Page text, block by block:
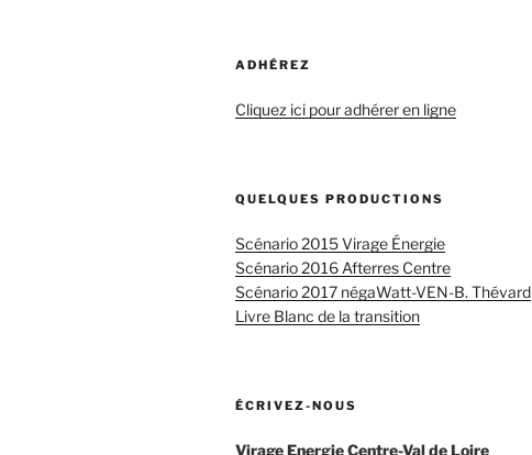
ADHÉREZ
Cliquez ici pour adhérer en ligne
QUELQUES PRODUCTIONS
Scénario 2015 Virage Énergie
Scénario 2016 Afterres Centre
Scénario 2017 négaWatt-VEN-B. Thévard
Livre Blanc de la transition
ÉCRIVEZ-NOUS
Virage Energie Centre-Val de Loire